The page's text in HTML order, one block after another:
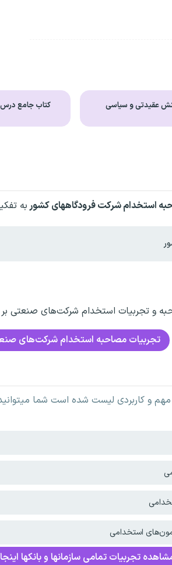
عقیدتی و سیاسی
کتاب جامع
استخدامشرکت فرودگاههای کشور به
و تجربیات استخدام شرکت‌های صنعتی بر
تجربیات مصاحبه استخدام شرکت‌های
و کاربردی لیست شده است شما
استخدامی
تجربیات تمامی سازمانها و بانکها